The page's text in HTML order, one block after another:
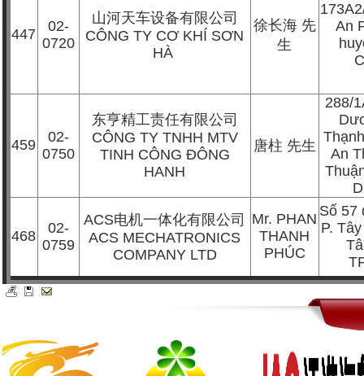
447
02-
0720
山河天车设备有限公司
CÔNG TY CƠ KHÍ SƠN
HÀ
徐长海 先
生
An
459
02-
0750
东亨精工责任有限公司
CÔNG TY TNHH MTV
TINH CÔNG ĐÔNG
HANH
唐柱 先生
288/
An
468
02-
0759
ACS电机一体化有限公司
ACS MECHATRONICS
COMPANY LTD
Mr. PHAN
THANH
PHÚC
Số 57
P.